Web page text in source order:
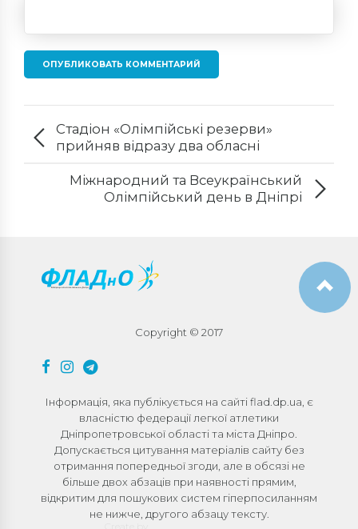
ОПУБЛИКОВАТЬ КОММЕНТАРИЙ
Стадіон «Олімпійські резерви»
прийняв відразу два обласні
Міжнародний та Всеукраїнський
Олімпійський день в Дніпрі
Copyright © 2017
Інформація, яка публікується на сайті flad.dp.ua, є
власністю федерації легкої атлетики
Дніпропетровської області та міста Дніпро.
Допускається цитування матеріалів сайту без
отримання попередньої згоди, але в обсязі не
більше двох абзаців при наявності прямим,
відкритим для пошукових систем гіперпосиланням
не нижче, другого абзацу тексту.